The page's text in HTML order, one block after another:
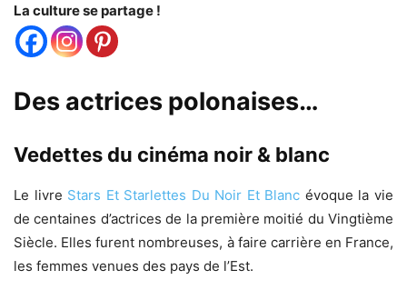
La culture se partage !
Des actrices polonaises…
Vedettes du cinéma noir & blanc
Le livre Stars Et Starlettes Du Noir Et Blanc évoque la vie
de centaines d’actrices de la première moitié du Vingtième
Siècle. Elles furent nombreuses, à faire carrière en France,
les femmes venues des pays de l’Est.